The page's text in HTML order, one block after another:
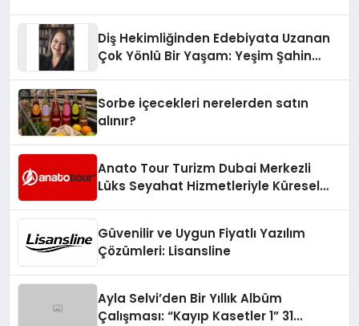
Diş Hekimliğinden Edebiyata Uzanan
Çok Yönlü Bir Yaşam: Yeşim Şahin
Sorbe içecekleri nerelerden satın
alınır?
Anato Tour Turizm Dubai Merkezli
Lüks Seyahat Hizmetleriyle Küresel
Güvenilir ve Uygun Fiyatlı Yazılım
Çözümleri: Lisansline
Ayla Selvi’den Bir Yıllık Albüm
Çalışması: “Kayıp Kasetler 1” 31